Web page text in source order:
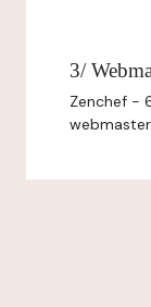
3/
Zenchef -